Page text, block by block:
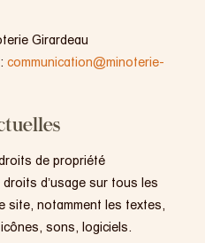
Girardeau
communication@minoterie-
de propriété
d’usage sur tous les
site, notamment les textes,
sons, logiciels.